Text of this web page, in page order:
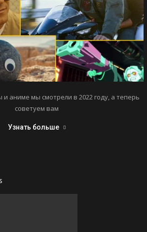
аниме мы смотрели в 2022 году, а теперь
советуем вам
Узнать больше